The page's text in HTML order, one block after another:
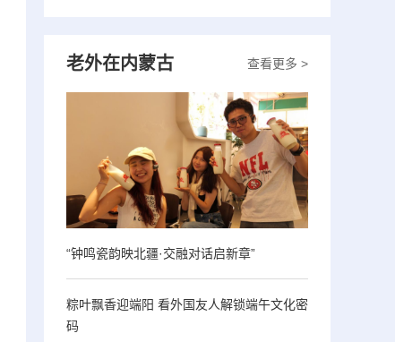
查看更多 >
老外在内蒙古
“钟鸣瓷韵映北疆·交融对话启新章”
粽叶飘香迎端阳 看外国友人解锁端午文化密
码